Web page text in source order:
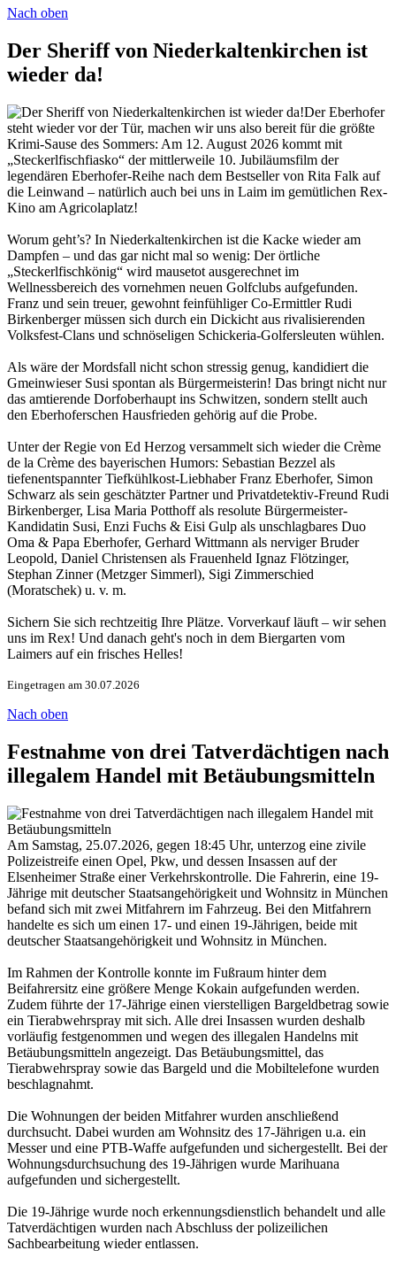
Nach oben
Der Sheriff von Niederkaltenkirchen ist
wieder da!
Der Eberhofer
steht wieder vor der Tür, machen wir uns also bereit für die größte
Krimi-Sause des Sommers: Am 12. August 2026 kommt mit
„Steckerlfischfiasko“ der mittlerweile 10. Jubiläumsfilm der
legendären Eberhofer-Reihe nach dem Bestseller von Rita Falk auf
die Leinwand – natürlich auch bei uns in Laim im gemütlichen Rex-
Kino am Agricolaplatz!
Worum geht’s? In Niederkaltenkirchen ist die Kacke wieder am
Dampfen – und das gar nicht mal so wenig: Der örtliche
„Steckerlfischkönig“ wird mausetot ausgerechnet im
Wellnessbereich des vornehmen neuen Golfclubs aufgefunden.
Franz und sein treuer, gewohnt feinfühliger Co-Ermittler Rudi
Birkenberger müssen sich durch ein Dickicht aus rivalisierenden
Volksfest-Clans und schnöseligen Schickeria-Golfersleuten wühlen.
Als wäre der Mordsfall nicht schon stressig genug, kandidiert die
Gmeinwieser Susi spontan als Bürgermeisterin! Das bringt nicht nur
das amtierende Dorfoberhaupt ins Schwitzen, sondern stellt auch
den Eberhoferschen Hausfrieden gehörig auf die Probe.
Unter der Regie von Ed Herzog versammelt sich wieder die Crème
de la Crème des bayerischen Humors: Sebastian Bezzel als
tiefenentspannter Tiefkühlkost-Liebhaber Franz Eberhofer, Simon
Schwarz als sein geschätzter Partner und Privatdetektiv-Freund Rudi
Birkenberger, Lisa Maria Potthoff als resolute Bürgermeister-
Kandidatin Susi, Enzi Fuchs & Eisi Gulp als unschlagbares Duo
Oma & Papa Eberhofer, Gerhard Wittmann als nerviger Bruder
Leopold, Daniel Christensen als Frauenheld Ignaz Flötzinger,
Stephan Zinner (Metzger Simmerl), Sigi Zimmerschied
(Moratschek) u. v. m.
Sichern Sie sich rechtzeitig Ihre Plätze. Vorverkauf läuft – wir sehen
uns im Rex! Und danach geht's noch in dem Biergarten vom
Laimers auf ein frisches Helles!
Eingetragen am 30.07.2026
Nach oben
Festnahme von drei Tatverdächtigen nach
illegalem Handel mit Betäubungsmitteln
Am Samstag, 25.07.2026, gegen 18:45 Uhr, unterzog eine zivile
Polizeistreife einen Opel, Pkw, und dessen Insassen auf der
Elsenheimer Straße einer Verkehrskontrolle. Die Fahrerin, eine 19-
Jährige mit deutscher Staatsangehörigkeit und Wohnsitz in München
befand sich mit zwei Mitfahrern im Fahrzeug. Bei den Mitfahrern
handelte es sich um einen 17- und einen 19-Jährigen, beide mit
deutscher Staatsangehörigkeit und Wohnsitz in München.
Im Rahmen der Kontrolle konnte im Fußraum hinter dem
Beifahrersitz eine größere Menge Kokain aufgefunden werden.
Zudem führte der 17-Jährige einen vierstelligen Bargeldbetrag sowie
ein Tierabwehrspray mit sich. Alle drei Insassen wurden deshalb
vorläufig festgenommen und wegen des illegalen Handelns mit
Betäubungsmitteln angezeigt. Das Betäubungsmittel, das
Tierabwehrspray sowie das Bargeld und die Mobiltelefone wurden
beschlagnahmt.
Die Wohnungen der beiden Mitfahrer wurden anschließend
durchsucht. Dabei wurden am Wohnsitz des 17-Jährigen u.a. ein
Messer und eine PTB-Waffe aufgefunden und sichergestellt. Bei der
Wohnungsdurchsuchung des 19-Jährigen wurde Marihuana
aufgefunden und sichergestellt.
Die 19-Jährige wurde noch erkennungsdienstlich behandelt und alle
Tatverdächtigen wurden nach Abschluss der polizeilichen
Sachbearbeitung wieder entlassen.